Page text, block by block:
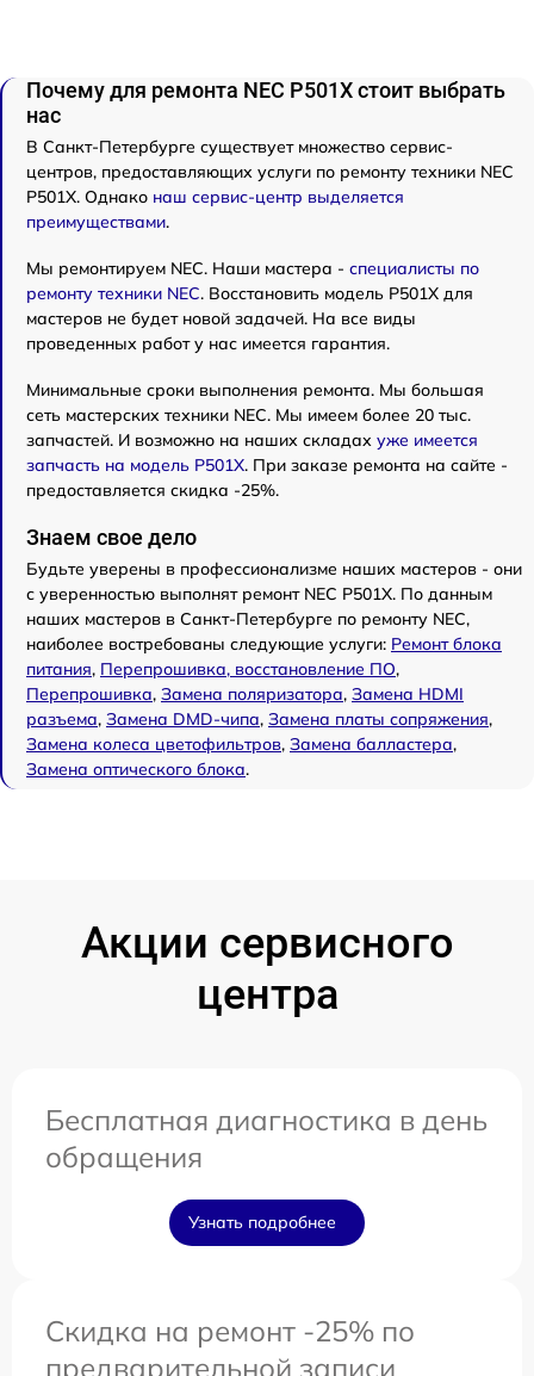
Почему для ремонта NEC P501X стоит выбрать
нас
В Санкт-Петербурге существует множество сервис-
центров, предоставляющих услуги по ремонту техники NEC
P501X. Однако наш сервис-центр выделяется
преимуществами.
Мы ремонтируем NEC. Наши мастера - специалисты по
ремонту техники NEC. Восстановить модель P501X для
мастеров не будет новой задачей. На все виды
проведенных работ у нас имеется гарантия.
Минимальные сроки выполнения ремонта. Мы большая
сеть мастерских техники NEC. Мы имеем более 20 тыс.
запчастей. И возможно на наших складах уже имеется
запчасть на модель P501X. При заказе ремонта на сайте -
предоставляется скидка -25%.
Знаем свое дело
Будьте уверены в профессионализме наших мастеров - они
с уверенностью выполнят ремонт NEC P501X. По данным
наших мастеров в Санкт-Петербурге по ремонту NEC,
наиболее востребованы следующие услуги: Ремонт блока
питания, Перепрошивка, восстановление ПО,
Перепрошивка, Замена поляризатора, Замена HDMI
разъема, Замена DMD-чипа, Замена платы сопряжения,
Замена колеса цветофильтров, Замена балластера,
Замена оптического блока.
Акции сервисного
центра
Бесплатная диагностика в день
обращения
Узнать подробнее
Скидка на ремонт -25% по
предварительной записи